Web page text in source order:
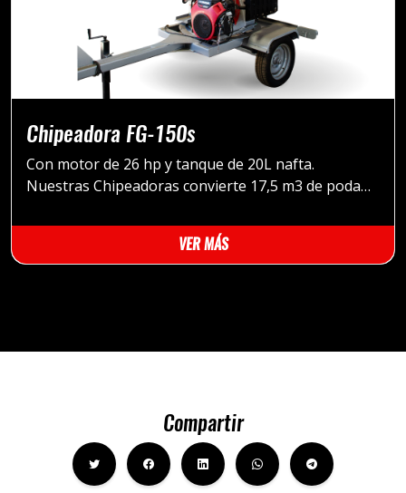
Chipeadora FG-150s
Con motor de 26 hp y tanque de 20L nafta.
Nuestras Chipeadoras convierte 17,5 m3 de poda
VER MÁS
Compartir